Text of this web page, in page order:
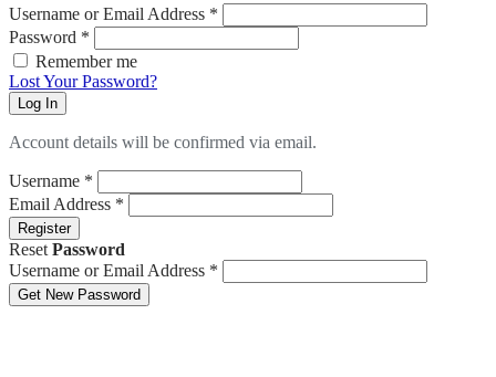
Username or Email Address *
Password *
Remember me
Lost Your Password?
Log In
Account details will be confirmed via email.
Username *
Email Address *
Register
Reset Password
Username or Email Address *
Get New Password